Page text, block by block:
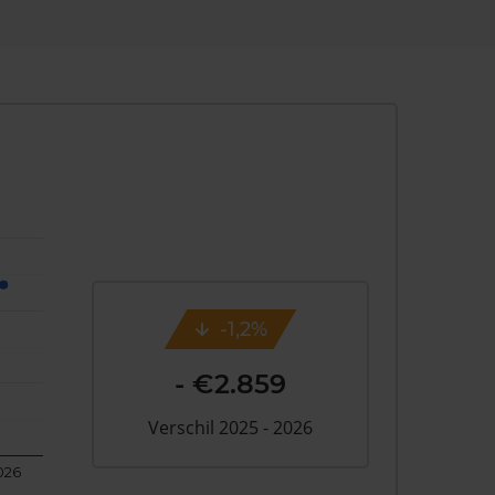
-1,2%
- €2.859
Verschil 2025 - 2026